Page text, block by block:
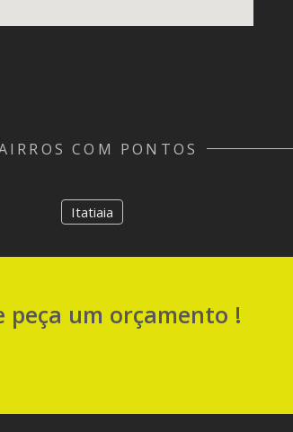
COM PONTOS
Itatiaia
peça um orçamento !